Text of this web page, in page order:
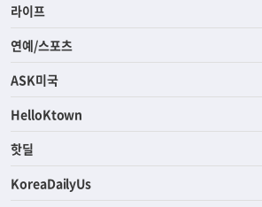
경제
라이프
연예/스포츠
ASK미국
HelloKtown
핫딜